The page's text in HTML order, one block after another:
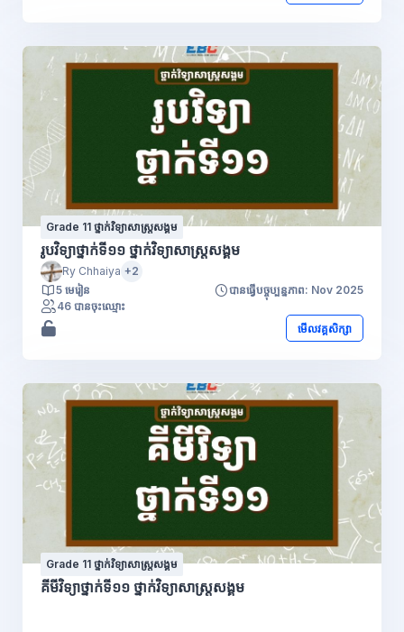
Grade 11 ថ្នាក់វិទ្យាសាស្រ្តសង្គម
រូបវិទ្យាថ្នាក់ទី១១ ថ្នាក់វិទ្យាសាស្រ្តសង្គម
Ry Chhaiya +2
5 មេរៀន
បានធ្វើបច្ចុប្បន្នភាព: Nov 2025
46 បានចុះឈ្មោះ
មើលវគ្គសិក្សា
Grade 11 ថ្នាក់វិទ្យាសាស្រ្តសង្គម
គីមីវិទ្យាថ្នាក់ទី១១ ថ្នាក់វិទ្យាសាស្រ្តសង្គម